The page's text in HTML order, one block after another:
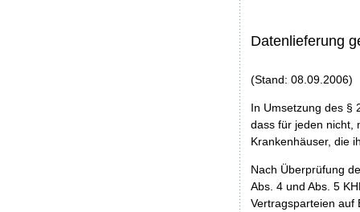
Datenlieferung
(Stand: 08.09.2006)
In Umsetzung des §
dass für jeden nicht,
Krankenhäuser, die
Nach Überprüfung
Abs. 4 und Abs. 5
Vertragsparteien auf